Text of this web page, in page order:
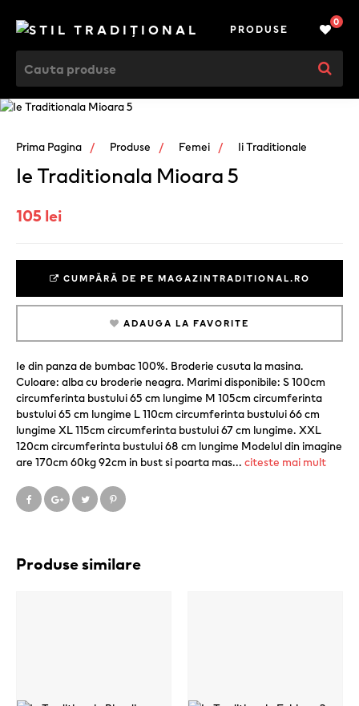
PRODUSE
0
Prima Pagina Produse Femei Ii Traditionale
Ie Traditionala Mioara 5
105 lei
CUMPĂRĂ DE PE MAGAZINTRADITIONAL.RO
ADAUGA LA FAVORITE
Ie din panza de bumbac 100%. Broderie cusuta la masina.
Culoare: alba cu broderie neagra. Marimi disponibile: S 100cm
circumferinta bustului 65 cm lungime M 105cm circumferinta
bustului 65 cm lungime L 110cm circumferinta bustului 66 cm
lungime XL 115cm circumferinta bustului 67 cm lungime. XXL
120cm circumferinta bustului 68 cm lungime Modelul din imagine
are 170cm 60kg 92cm in bust si poarta mas... citeste mai mult
Produse similare